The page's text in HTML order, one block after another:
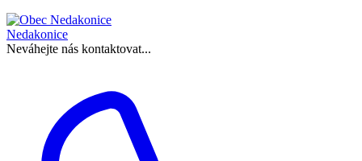
Nedakonice
Neváhejte nás kontaktovat...